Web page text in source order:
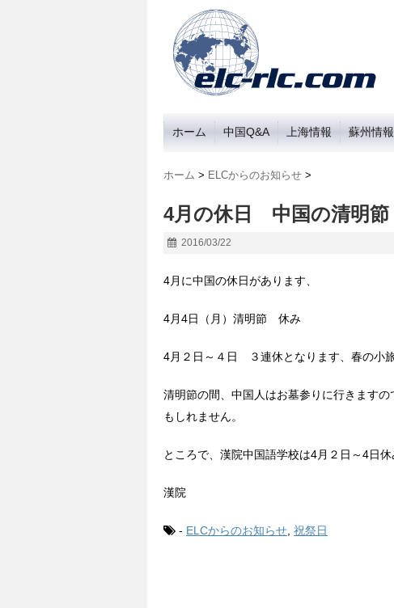
ホーム 中国Q&A 上海情報 蘇州情報
ホーム > ELCからのお知らせ >
4月の休日 中国の清明節
2016/03/22
4月に中国の休日があります、
4月4日（月）清明節 休み
4月２日～４日 ３連休となります、春の小
清明節の間、中国人はお墓参りに行きます
もしれません。
ところで、漢院中国語学校は4月２日～4日
漢院
- ELCからのお知らせ 祝祭日